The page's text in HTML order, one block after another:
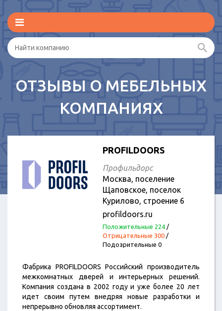
ОТЗЫВЫ О МЕБЕЛЬНЫХ
КОМПАНИЯХ
PROFILDOORS
Профильдорс
Москва, поселение
Щаповское, поселок
Курилово, строение 6
profildoors.ru
Положительные 224/
Отрицательные 300/
Подозрительные 0
Фабрика PROFILDOORS Российский производитель
межкомнатных дверей и интерьерных решений.
Компания создана в 2002 году и уже более 20 лет
идет своим путем внедряя новые разработки и
непрерывно обновляя ассортимент.